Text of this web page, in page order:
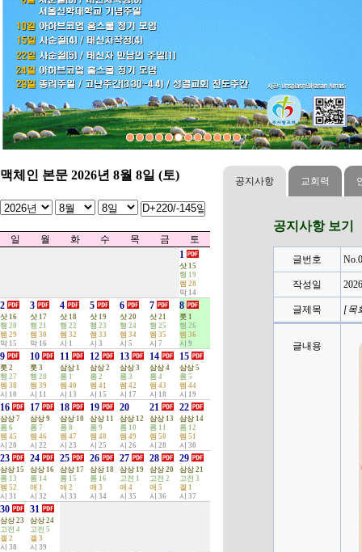
[홈스쿨링] 아하브코업 정기모임 (글
7
[홈스쿨링] 아하브 코업 2024년
2024-09-24
6
[홈스쿨링] 아하브 코업 2024년 관리자
2024-09-03
5
[아하브코업] 2024 2학기 개강예
2024-08-27
4
[홈스쿨링] 대구모임 - 연합기도회(0) 관리자
2023-08-24
[아하브코업] 2024년 1학기 종강(0)... 관리자
2024-07-02
2
성경적부모표영어교실 정기 기도회(0) 관리자 2023-09-19
1
성경적부모표 영어교실 수원지역 홈스쿨
(0) ...
관리자 2023-08-31
맥체인 본문 2026년 8월 8일 (토)
일 월 화 수 목 금
토
1
삿 15
행 19
렘 28
막 14
2
삿 16
행 20
렘 29
막 15
3
삿 17
행 21
렘 30
막 16
4
삿 18
행 22
렘 32
시 1
5
삿 19
행 23
렘 33
시 3
6
삿 20
행 24
렘 34
시 5
7
삿 21
행 25
렘 35
시 7
8
룻 1
행 26
렘 36
시 9
9
룻 2
행 27
렘 38
시 10
10
룻 3
행 28
렘 39
시 11
11
삼상 1
롬 1
렘 40
시 13
12
삼상 2
롬 2
렘 41
시 15
13
삼상 3
롬 3
렘 42
시 17
14
삼상 4
롬 4
렘 43
시 18
15
삼상 5
롬 5
렘 44
시 19
16
삼상 7
롬 6
렘 45
시 20
17
삼상 9
롬 7
렘 46
시 22
18
삼상 10
롬 8
렘 47
시 23
19
삼상 11
롬 9
렘 48
시 25
20
삼상 12
롬 10
렘 49
시 26
21
삼상 13
롬 11
렘 50
시 28
22
삼상 14
롬 12
렘 51
시 30
23
삼상 15
롬 13
렘 52
시 31
24
삼상 16
롬 14
애 1
시 32
25
삼상 17
롬 15
애 2
시 33
26
삼상 18
롬 16
애 3
시 34
27
삼상 19
고전 1
애 4
시 35
28
삼상 20
고전 2
애 5
시 36
29
삼상 21
고전 3
겔 1
시 37
30
삼상 23
고전 4
겔 2
시 38
31
삼상 24
고전 5
겔 3
시 39
공지사항 교회력
공지사항 보기
글번호
작성일
글제목 [목
글내용